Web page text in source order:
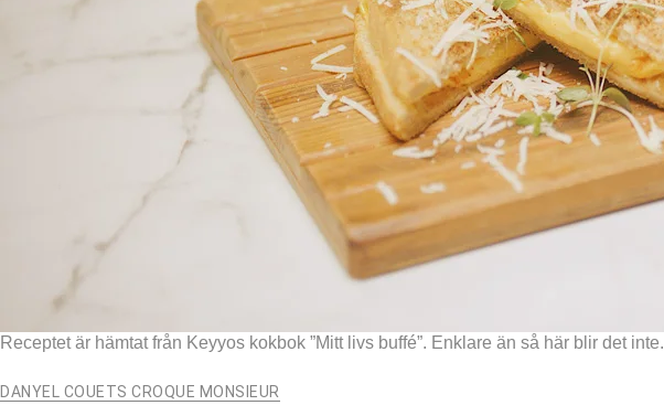
Receptet är hämtat från Keyyos kokbok ”Mitt livs buffé”. Enklare än så här blir det inte.
DANYEL COUETS CROQUE MONSIEUR